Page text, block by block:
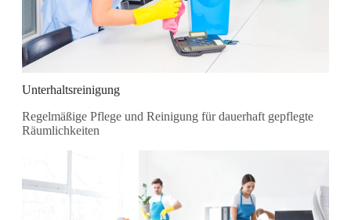
Unterhaltsreinigung
Regelmäßige Pflege und Reinigung für dauerhaft gepflegte
Räumlichkeiten